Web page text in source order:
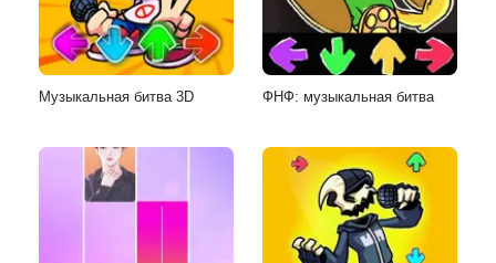
Музыкальная битва 3D ФНФ: музыкальная битва